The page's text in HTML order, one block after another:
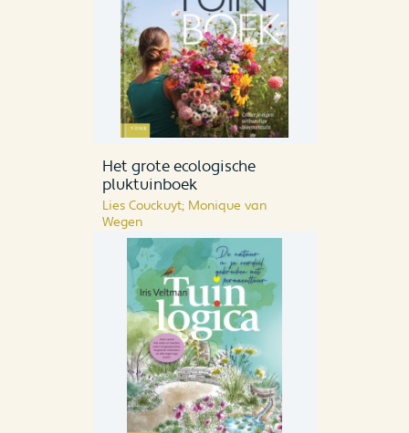
Het grote ecologische
pluktuinboek
Lies Couckuyt; Monique van
Wegen